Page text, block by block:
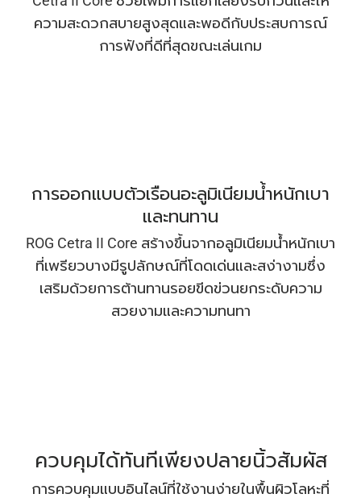
ความสะดวกสบายสูงสุดและพอดีกับประสบการณ์
การฟังที่ดีที่สุดขณะเล่นเกม
การออกแบบตัวเรือนอะลูมิเนียมน้ําหนักเบา
และทนทาน
ROG Cetra II Core สร้างขึ้นจากอลูมิเนียมน้ําหนักเบา
ที่เพรียวบางมีรูปลักษณ์ที่โดดเด่นและสง่างามซึ่ง
เสริมด้วยการต้านทานรอยขีดข่วนยกระดับความ
สวยงามและความทนทา
ควบคุมได้ทันทีเพียงปลายนิ้วสัมผัส
การควบคุมแบบอินไลน์ที่ใช้งานง่ายในพื้นผิวโลหะที่